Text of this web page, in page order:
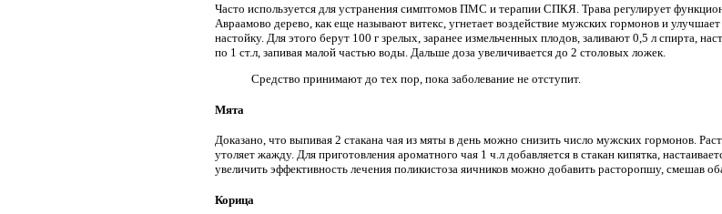
Часто используется для устранения симптомов ПМС и терапии СПКЯ. Трава регулирует
Авраамово дерево, как еще называют витекс, угнетает воздействие мужских гормонов и
настойку. Для этого берут 100 г зрелых, заранее измельченных плодов, заливают 0,5 л спирта,
по 1 ст.л, запивая малой частью воды. Дальше доза увеличивается до 2 столовых ложек.
Средство принимают до тех пор, пока заболевание не отступит.
Мята
Доказано, что выпивая 2 стакана чая из мяты в день можно снизить число мужских гормонов.
утоляет жажду. Для приготовления ароматного чая 1 ч.л добавляется в стакан кипятка,
увеличить эффективность лечения поликистоза яичников можно добавить расторопшу, смешав
Корица